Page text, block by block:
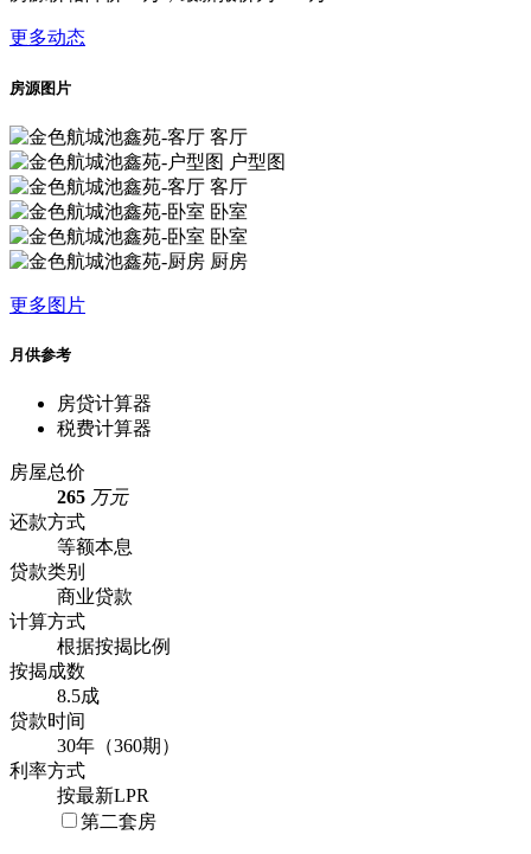
更多动态
房源图片
客厅
户型图
客厅
卧室
卧室
厨房
更多图片
月供参考
房贷计算器
税费计算器
房屋总价
265 万元
还款方式
等额本息
贷款类别
商业贷款
计算方式
根据按揭比例
按揭成数
8.5成
贷款时间
30年（360期）
利率方式
按最新LPR
第二套房